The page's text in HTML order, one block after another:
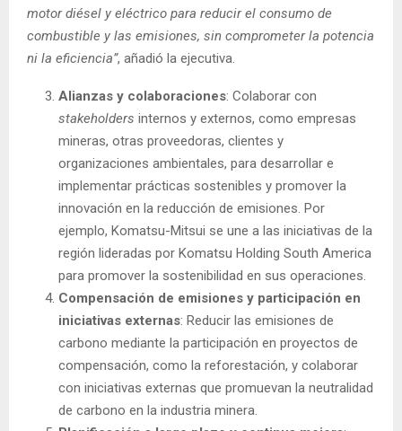
motor diésel y eléctrico para reducir el consumo de
combustible y las emisiones, sin comprometer la potencia
ni la eficiencia”, añadió la ejecutiva.
Alianzas y colaboraciones: Colaborar con
stakeholders internos y externos, como empresas
mineras, otras proveedoras, clientes y
organizaciones ambientales, para desarrollar e
implementar prácticas sostenibles y promover la
innovación en la reducción de emisiones. Por
ejemplo, Komatsu-Mitsui se une a las iniciativas de la
región lideradas por Komatsu Holding South America
para promover la sostenibilidad en sus operaciones.
Compensación de emisiones y participación en
iniciativas externas: Reducir las emisiones de
carbono mediante la participación en proyectos de
compensación, como la reforestación, y colaborar
con iniciativas externas que promuevan la neutralidad
de carbono en la industria minera.